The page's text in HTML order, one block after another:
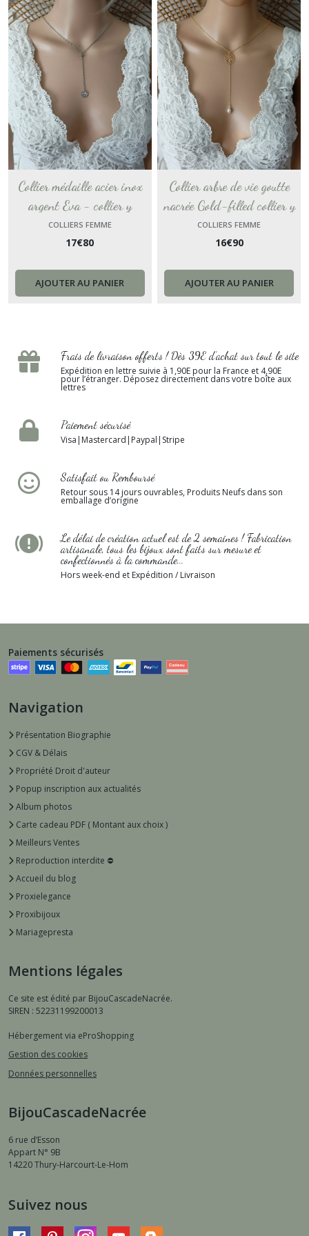
Collier médaille acier inox
argent Eva - collier y
décolleté plongeant collier
mariage - chaine classique
COLLIERS FEMME
17€80
AJOUTER AU PANIER
Collier arbre de vie goutte
nacrée Gold-filled collier y
décolleté plongeant collier
mariage - chaine classique
COLLIERS FEMME
16€90
AJOUTER AU PANIER
Frais de livraison offerts ! Dès 39E d’achat sur tout le site
Expédition en lettre suivie à 1,90E pour la France et 4,90E
pour l’étranger. Déposez directement dans votre boîte aux
lettres
Paiement sécurisé
Visa|Mastercard|Paypal|Stripe
Satisfait ou Remboursé
Retour sous 14 jours ouvrables, Produits Neufs dans son
emballage d’origine
Le délai de création actuel est de 2 semaines ! Fabrication
artisanale, tous les bijoux sont faits sur mesure et
confectionnés à la commande...
Hors week-end et Expédition / Livraison
Paiements sécurisés
Navigation
Présentation Biographie
CGV & Délais
Propriété Droit d'auteur
Popup inscription aux actualités
Album photos
Carte cadeau PDF ( Montant aux choix )
Meilleurs Ventes
Reproduction interdite ⛔️
Accueil du blog
Proxielegance
Proxibijoux
Mariagepresta
Mentions légales
Ce site est édité par BijouCascadeNacrée.
SIREN : 52231199200013
Hébergement via eProShopping
Gestion des cookies
Données personnelles
BijouCascadeNacrée
6 rue d’Esson
Appart N° 9B
14220Thury-Harcourt-Le-Hom
Suivez nous